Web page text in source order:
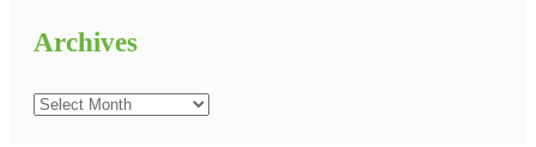
Archives
Archives